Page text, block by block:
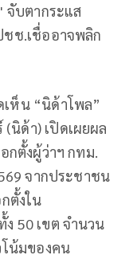
จับตากระแส
ช.เชื่ออาจพลิก
ห็น “นิด้าโพล”
ด้า) เปิดเผยผล
กตั้งผู้ว่าฯ กทม.
จากประชาชน
ตั้งใน
50 เขต จำนวน
โน้มของคน